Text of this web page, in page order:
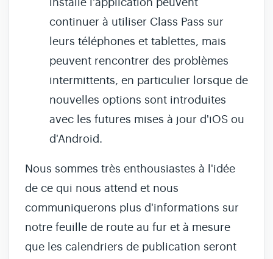
continuer à utiliser Class Pass sur
leurs téléphones et tablettes, mais
peuvent rencontrer des problèmes
intermittents, en particulier lorsque de
nouvelles options sont introduites
avec les futures mises à jour d'iOS ou
d'Android.
Nous sommes très enthousiastes à l'idée
de ce qui nous attend et nous
communiquerons plus d'informations sur
notre feuille de route au fur et à mesure
que les calendriers de publication seront